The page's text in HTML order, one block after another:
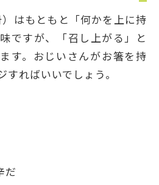
）はもともと「何かを上に持
ですが、「召し上がる」と
す。おじいさんがお箸を持
ればいいでしょう。
だ